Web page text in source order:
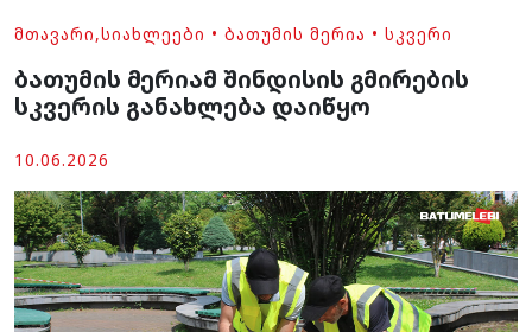
ᲛᲗᲐᲕᲐᲠᲘ,ᲡᲘᲐᲮᲚᲔᲔᲑᲘ • ᲑᲐᲗᲣᲛᲘᲡ ᲛᲔᲠᲘᲐ • ᲡᲙᲕᲔᲠᲘ
ბათუმის მერიამ შინდისის გმირების
სკვერის განახლება დაიწყო
10.06.2026